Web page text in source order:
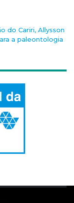
do Cariri, Allysson
a paleontologia